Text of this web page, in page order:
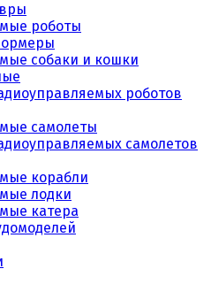
роботы
собаки и кошки
роботов
самолеты
самолетов
корабли
лодки
катера